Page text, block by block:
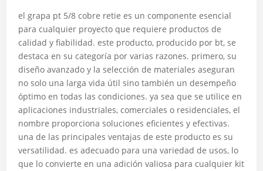
el grapa pt 5/8 cobre retie es un componente esencial
para cualquier proyecto que requiere productos de
calidad y fiabilidad. este producto, producido por bt, se
destaca en su categoría por varias razones. primero, su
diseño avanzado y la selección de materiales aseguran
no solo una larga vida útil sino también un desempeño
óptimo en todas las condiciones. ya sea que se utilice en
aplicaciones industriales, comerciales o residenciales, el
nombre proporciona soluciones eficientes y efectivas.
una de las principales ventajas de este producto es su
versatilidad. es adecuado para una variedad de usos, lo
que lo convierte en una adición valiosa para cualquier kit